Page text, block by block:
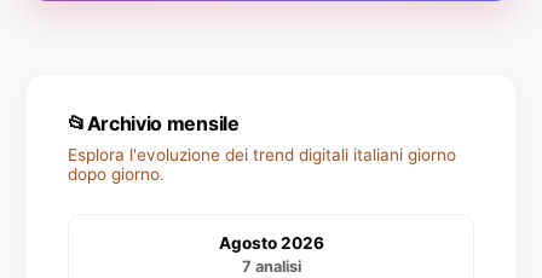
📂Archivio mensile
Esplora l'evoluzione dei trend digitali italiani giorno
dopo giorno.
Agosto 2026
7 analisi